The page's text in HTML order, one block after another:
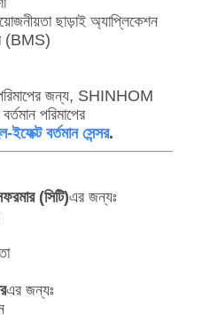
ছাড়াই অ্যাপ্লিকেশন
(BMS)
পরিমাপের জন্য, SHINHOM
পরিমাপের
বর্তমান সেন্সর.
(সিটি)এর জন্যঃ
এর জন্যঃ